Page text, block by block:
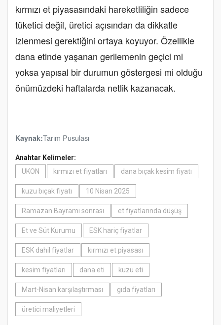
kırmızı et piyasasındaki hareketliliğin sadece
tüketici değil, üretici açısından da dikkatle
izlenmesi gerektiğini ortaya koyuyor. Özellikle
dana etinde yaşanan gerilemenin geçici mi
yoksa yapısal bir durumun göstergesi mi olduğu
önümüzdeki haftalarda netlik kazanacak.
Kaynak:Tarım Pusulası
Anahtar Kelimeler:
UKON
kırmızı et fiyatları dana bıçak kesim fiyatı
kuzu bıçak fiyatı 10 Nisan 2025
Ramazan Bayramı sonrası et fiyatlarında düşüş
Et ve Süt Kurumu ESK hariç fiyatlar
ESK dahil fiyatlar kırmızı et piyasası
kesim fiyatları dana eti kuzu eti
Mart-Nisan karşılaştırması gıda fiyatları
üretici maliyetleri